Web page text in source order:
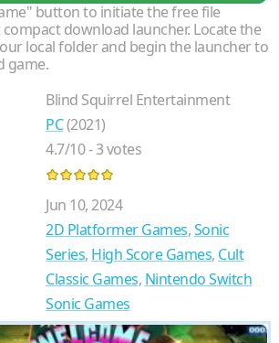
button to initiate the free file
download launcher. Locate the
local folder and begin the launcher to
game.
Blind Squirrel Entertainment
PC(2021)
4.7/10-3votes
Jun 10, 2024
2D Platformer Games,Sonic
Series, High Score Games, Cult
Classic Games, Nintendo Switch
Sonic Games